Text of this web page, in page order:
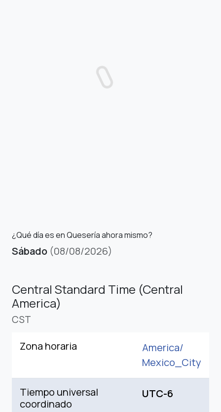
¿Qué día es en Quesería ahora mismo?
Sábado (08/08/2026)
Central Standard Time (Central
America)
CST
Zona horaria
America/
Mexico_City
Tiempo universal
coordinado
UTC-6